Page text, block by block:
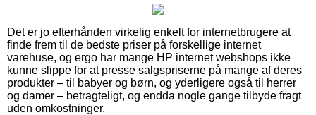
Det er jo efterhånden virkelig enkelt for internetbrugere at
finde frem til de bedste priser på forskellige internet
varehuse, og ergo har mange HP internet webshops ikke
kunne slippe for at presse salgspriserne på mange af deres
produkter – til babyer og børn, og yderligere også til herrer
og damer – betragteligt, og endda nogle gange tilbyde fragt
uden omkostninger.